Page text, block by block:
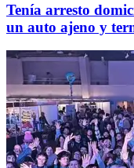
Tenía arresto
un auto ajeno y